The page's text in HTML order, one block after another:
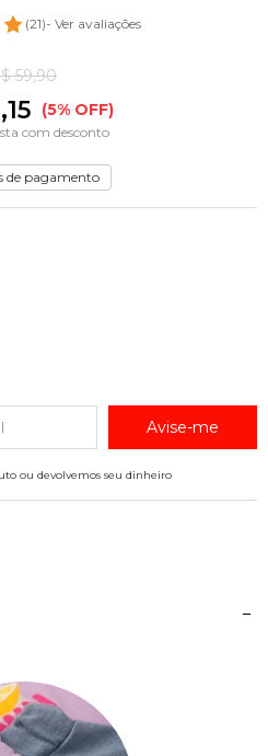
(21)- Ver avaliações
59,90
(5% OFF)
com desconto
de pagamento
Avise-me
ou devolvemos seu dinheiro